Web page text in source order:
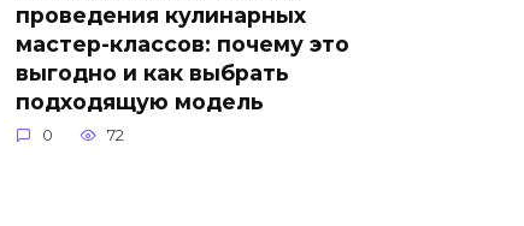
проведения кулинарных
мастер-классов: почему это
выгодно и как выбрать
подходящую модель
0 72